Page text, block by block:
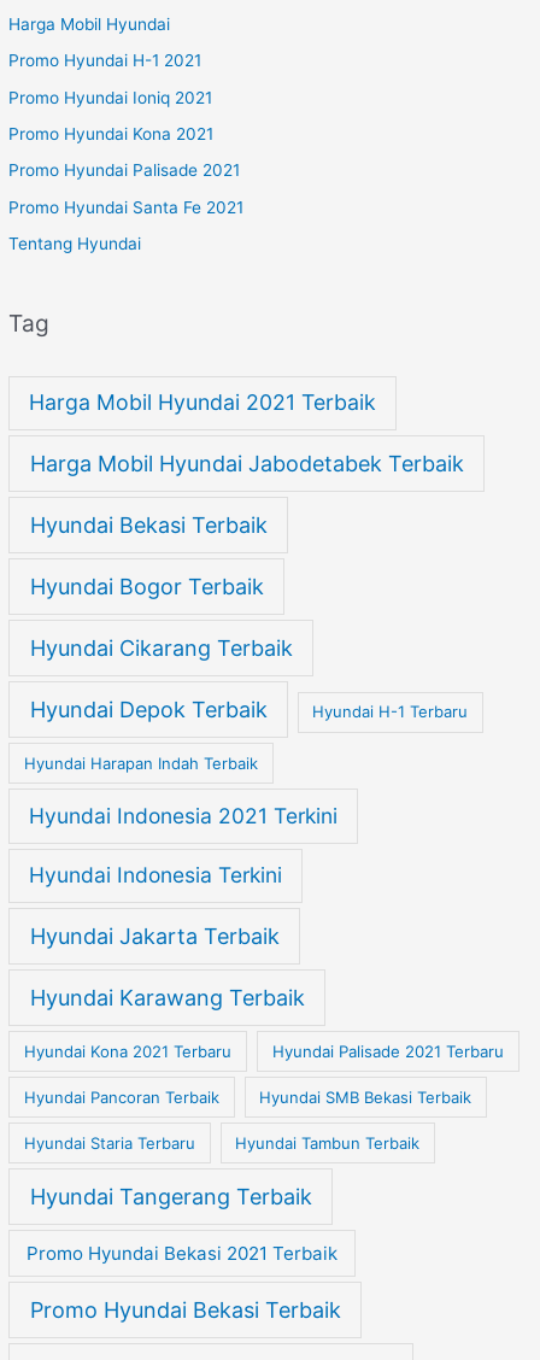
Harga Mobil Hyundai
Promo Hyundai H-1 2021
Promo Hyundai Ioniq 2021
Promo Hyundai Kona 2021
Promo Hyundai Palisade 2021
Promo Hyundai Santa Fe 2021
Tentang Hyundai
Tag
Harga Mobil Hyundai 2021 Terbaik
Harga Mobil Hyundai Jabodetabek Terbaik
Hyundai Bekasi Terbaik
Hyundai Bogor Terbaik
Hyundai Cikarang Terbaik
Hyundai Depok Terbaik Hyundai H-1 Terbaru
Hyundai Harapan Indah Terbaik
Hyundai Indonesia 2021 Terkini
Hyundai Indonesia Terkini
Hyundai Jakarta Terbaik
Hyundai Karawang Terbaik
Hyundai Kona 2021 Terbaru Hyundai Palisade 2021 Terbaru
Hyundai Pancoran Terbaik Hyundai SMB Bekasi Terbaik
Hyundai Staria Terbaru Hyundai Tambun Terbaik
Hyundai Tangerang Terbaik
Promo Hyundai Bekasi 2021 Terbaik
Promo Hyundai Bekasi Terbaik